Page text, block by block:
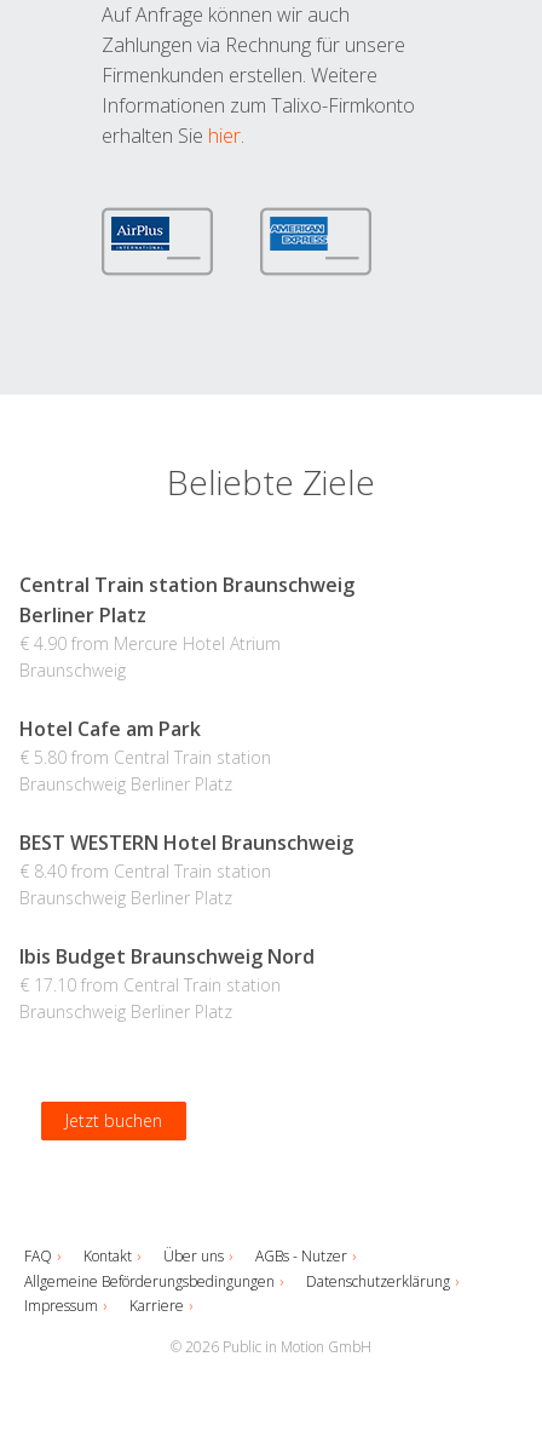
Auf Anfrage können wir auch
Zahlungen via Rechnung für unsere
Firmenkunden erstellen. Weitere
Informationen zum Talixo-Firmkonto
erhalten Sie hier.
Beliebte Ziele
Central Train station Braunschweig
Berliner Platz
€ 4.90 from Mercure Hotel Atrium
Braunschweig
Jetzt buchen
Hotel Cafe am Park
€ 5.80 from Central Train station
Braunschweig Berliner Platz
Jetzt buchen
BEST WESTERN Hotel Braunschweig
€ 8.40 from Central Train station
Braunschweig Berliner Platz
Jetzt buchen
Ibis Budget Braunschweig Nord
€ 17.10 from Central Train station
Braunschweig Berliner Platz
Jetzt buchen
FAQ Kontakt Über uns
AGBs - Nutzer
Allgemeine Beförderungsbedingungen
Datenschutzerklärung
Impressum
Karriere
© 2026 Public in Motion GmbH